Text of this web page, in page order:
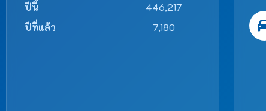
ปีนี้
446,217
ปีที่แล้ว
7,180